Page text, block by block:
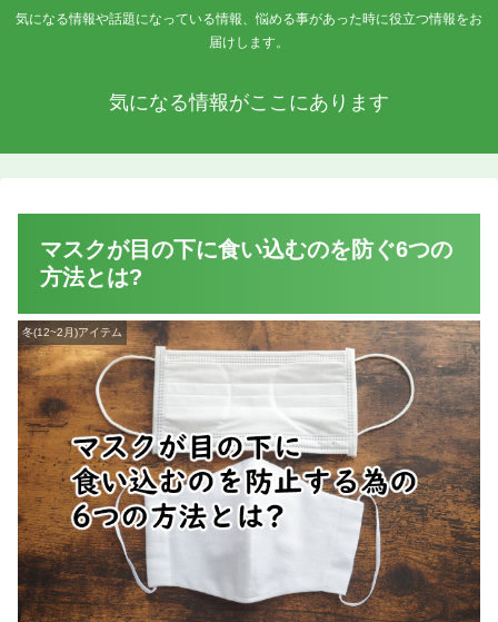
気になる情報や話題になっている情報、悩める事があった時に役立つ情報をお
届けします。
気になる情報がここにあります
マスクが目の下に食い込むのを防ぐ6つの
方法とは?
冬(12~2月)アイテム